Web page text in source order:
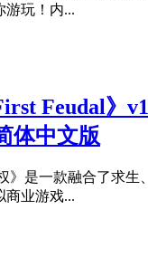
游玩！内...
Feudal》
体中文版
》是一款融合了求生
商业游戏...